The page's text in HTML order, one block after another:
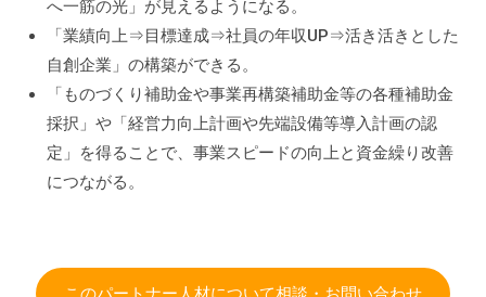
へ一筋の光」が見えるようになる。
「業績向上⇒目標達成⇒社員の年収UP⇒活き活きとした
自創企業」の構築ができる。
「ものづくり補助金や事業再構築補助金等の各種補助金
採択」や「経営力向上計画や先端設備等導入計画の認
定」を得ることで、事業スピードの向上と資金繰り改善
につながる。